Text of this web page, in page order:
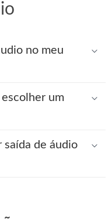
no meu
um
saída de áudio